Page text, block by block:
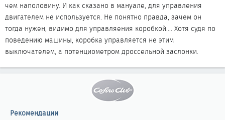
чем наполовину. И как сказано в мануале, для управления
двигателем не используется. Не понятно правда, зачем он
тогда нужен, видимо для управляения коробкой.... Хотя судя по
поведению машины, коробка управляется не этим
выключателем, а потенциометром дроссельной заслонки.
Рекомендации